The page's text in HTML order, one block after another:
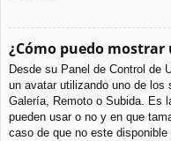
¿Cómo puedo mostrar
Desde su Panel de Control de
un avatar utilizando uno de los
Galería, Remoto o Subida. Es
pueden usar o no y en que
caso de que no este